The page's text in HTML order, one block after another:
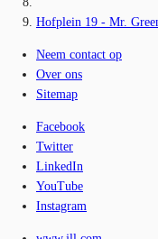
Hofplein 19 - Mr.
Neem contact op
Over ons
Sitemap
Facebook
Twitter
LinkedIn
YouTube
Instagram